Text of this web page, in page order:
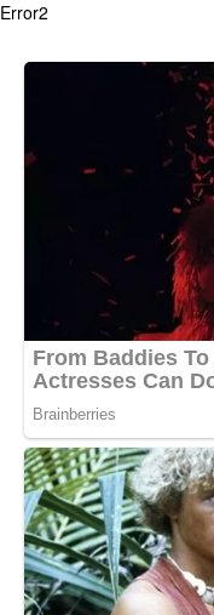
Error2